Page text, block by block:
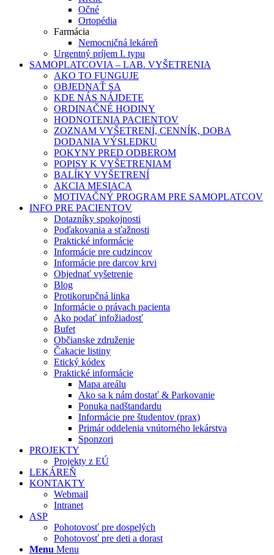
Očné
Ortopédia
Farmácia
Nemocničná lekáreň
Urgentný príjem I. typu
SAMOPLATCOVIA – LAB. VYŠETRENIA
AKO TO FUNGUJE
OBJEDNAŤ SA
KDE NÁS NÁJDETE
ORDINAČNÉ HODINY
HODNOTENIA PACIENTOV
ZOZNAM VYŠETRENÍ, CENNÍK, DOBA
DODANIA VÝSLEDKU
POKYNY PRED ODBEROM
POPISY K VYŠETRENIAM
BALÍKY VYŠETRENÍ
AKCIA MESIACA
MOTIVAČNÝ PROGRAM PRE SAMOPLATCOV
INFO PRE PACIENTOV
Dotazníky spokojnosti
Poďakovania a sťažnosti
Praktické informácie
Informácie pre cudzincov
Informácie pre darcov krvi
Objednať vyšetrenie
Blog
Protikorupčná linka
Informácie o právach pacienta
Ako podať infožiadosť
Bufet
Občianske združenie
Čakacie listiny
Etický kódex
Praktické informácie
Mapa areálu
Ako sa k nám dostať & Parkovanie
Ponuka nadštandardu
Informácie pre študentov (prax)
Primár oddelenia vnútorného lekárstva
Sponzori
PROJEKTY
Projekty z EÚ
LEKÁREŇ
KONTAKTY
Webmail
Intranet
ASP
Pohotovosť pre dospelých
Pohotovosť pre deti a dorast
Menu Menu